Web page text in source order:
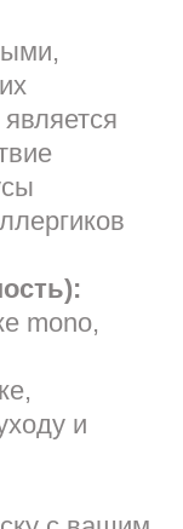
mono,
и